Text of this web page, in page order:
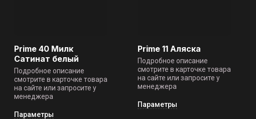
Prime 40 Милк
Сатинат белый
Подробное описание
смотрите в карточке товара
на сайте или запросите у
менеджера
Параметры
Prime 11 Аляска
Подробное описание
смотрите в карточке товара
на сайте или запросите у
менеджера
Параметры